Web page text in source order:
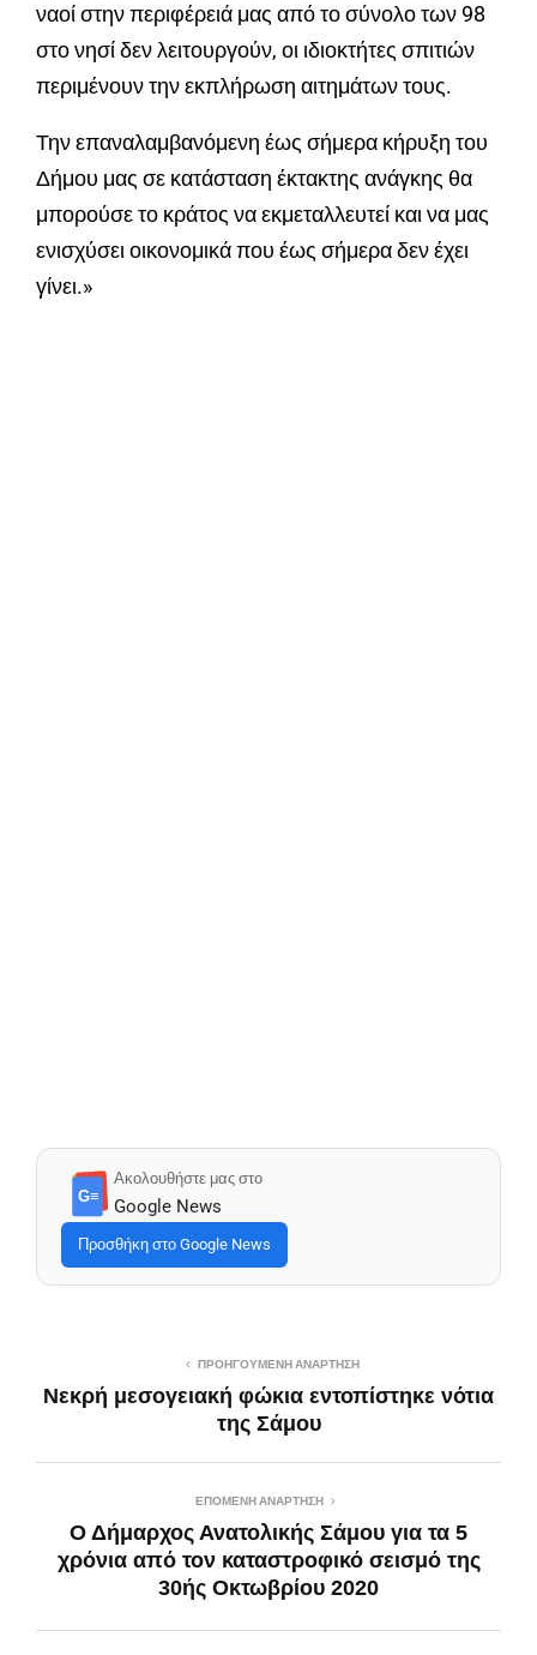
ναοί στην περιφέρειά μας από το σύνολο των 98
στο νησί δεν λειτουργούν, οι ιδιοκτήτες σπιτιών
περιμένουν την εκπλήρωση αιτημάτων τους.
Την επαναλαμβανόμενη έως σήμερα κήρυξη του
Δήμου μας σε κατάσταση έκτακτης ανάγκης θα
μπορούσε το κράτος να εκμεταλλευτεί και να μας
ενισχύσει οικονομικά που έως σήμερα δεν έχει
γίνει.»
G≡
Ακολουθήστε μας στο
Google News
Προσθήκη στο Google News
ΠΡΟΗΓΟΎΜΕΝΗ ΑΝΆΡΤΗΣΗ
Νεκρή μεσογειακή φώκια εντοπίστηκε νότια
της Σάμου
ΕΠΌΜΕΝΗ ΑΝΆΡΤΗΣΗ
Ο Δήμαρχος Ανατολικής Σάμου για τα 5
χρόνια από τον καταστροφικό σεισμό της
30ής Οκτωβρίου 2020